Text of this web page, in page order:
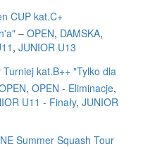
CUP kat.C+
– OPEN, DAMSKA,
, JUNIOR U13
kat.B++ "Tylko dla
, OPEN - Eliminacje,
U11 - Finały, JUNIOR
Summer Squash Tour